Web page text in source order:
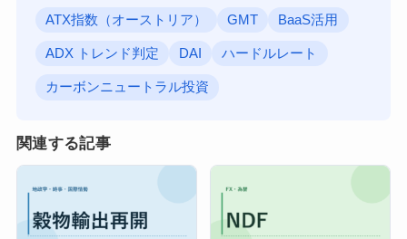
ATX指数（オーストリア） GMT BaaS活用
ADX トレンド判定 DAI ハードルレート
カーボンニュートラル投資
関連する記事